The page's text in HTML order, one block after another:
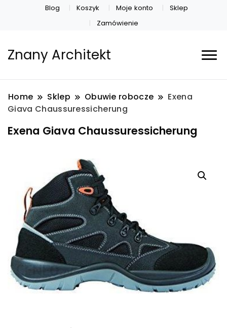
Blog Koszyk Moje konto
Sklep
Zamówienie
Znany Architekt
Home Sklep Obuwie robocze
Exena
Giava Chaussuressicherung
Exena Giava Chaussuressicherung